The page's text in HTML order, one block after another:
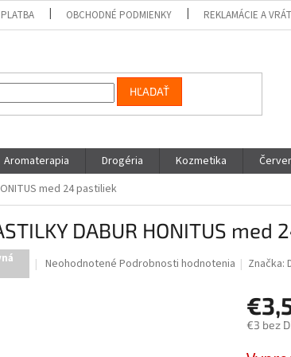
OBCHODNÉ PODMIENKY REKLAMÁCIE A
HĽADAŤ
Aromaterapia Drogéria Kozmetika
med 24 pastiliek
DABUR HONITUS med
Priemerné
Neohodnotené Podrobnosti hodnotenia Značka:
€3 bez